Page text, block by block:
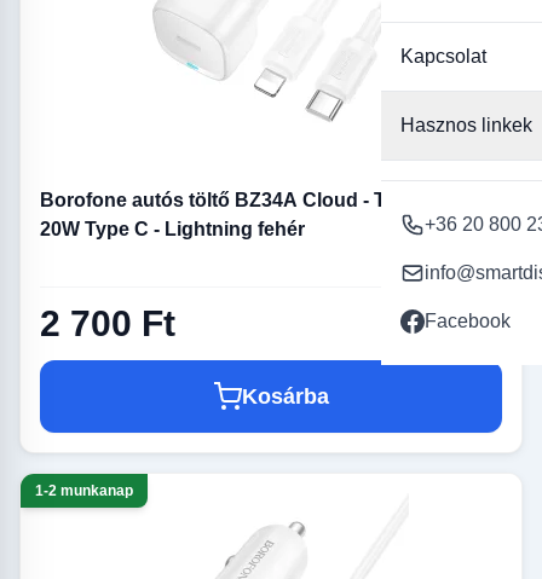
Kapcsolat
Hasznos linkek
+36 20 800
Facebook
Borofone autós töltő BZ34A Cloud - Type C - PD
20W Type C - Lightning fehér
2 700 Ft
Kosárba
1-2 munkanap